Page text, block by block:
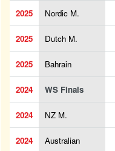
2025 Nordic M.
2025 Dutch M.
2025 Bahrain
2024 WS Finals
2024 NZ M.
2024 Australian